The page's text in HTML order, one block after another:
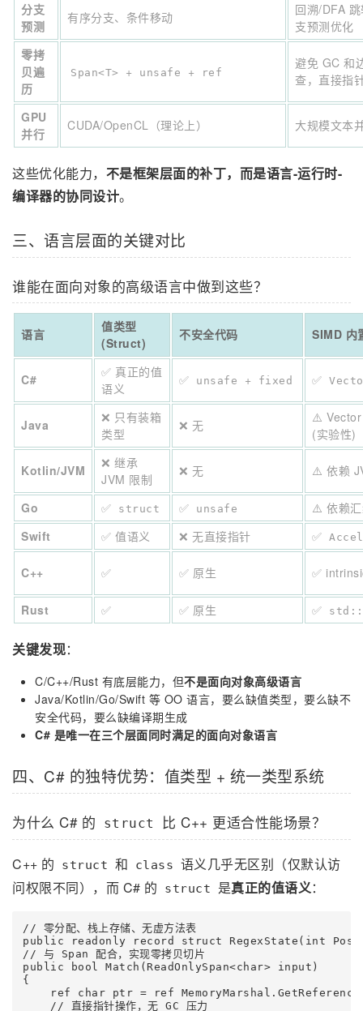
分支
预测
有序分支、条件移动
回溯/DFA
支预测优化
零拷
贝遍
历
Span<T> + unsafe + ref
避免 GC 和
查，直接指
GPU
并行
CUDA/OpenCL（理论上） 大规模文本
这些优化能力， 不是框架层面的补丁，而是语言-运行时-
编译器的协同设计。
三、语言层面的关键对比
谁能在面向对象的高级语言中做到这些？
语言
值类型
(Struct)
不安全代码 SIMD 内
C#
✅ 真正的值
语义
✅ unsafe + fixed ✅
Java
❌ 只有装箱
类型
❌ 无
⚠️
(实验性)
Kotlin/JVM
❌ 继承
JVM 限制
❌ 无 ⚠️ 依赖
Go ✅ struct ✅ unsafe
⚠️ 依赖
Swift
✅ 值语义 ❌ 无直接指针 ✅
C++ ✅ ✅ 原生 ✅
Rust ✅ ✅ 原生 ✅
关键发现：
C/C++/Rust 有底层能力，但不是面向对象高级语言
Java/Kotlin/Go/Swift 等 OO 语言，要么缺值类型，要么缺不
安全代码，要么缺编译期生成
C# 是唯一在三个层面同时满足的面向对象语言
四、C# 的独特优势：值类型 + 统一类型系统
为什么 C# 的 struct 比 C++ 更适合性能场景？
C++ 的 struct 和 class 语义几乎无区别（仅默认访
问权限不同），而 C# 的
struct 是真正的值语义：
// 零分配、栈上存储、无虚方法表
public readonly record struct RegexState(int
// 与 Span 配合，实现零拷贝切片
public bool Match(ReadOnlySpan<char> input)
{
ref char ptr = ref
    // 直接指针操作，无 GC 压力